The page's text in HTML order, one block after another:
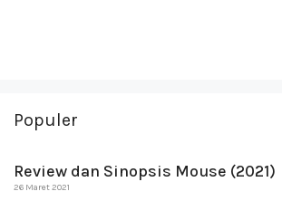
Populer
Review dan Sinopsis Mouse (2021)
26 Maret 2021